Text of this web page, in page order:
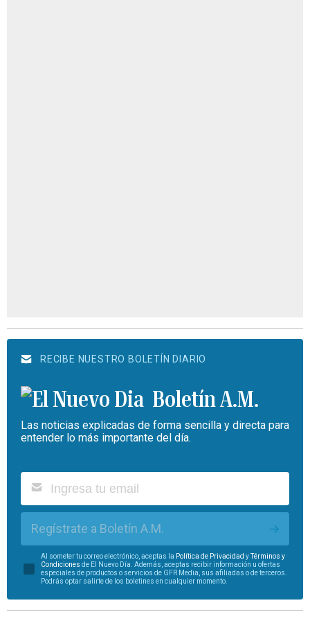
RECIBE NUESTRO BOLETÍN DIARIO
Boletín A.M.
Las noticias explicadas de forma sencilla y directa para
entender lo más importante del día.
Regístrate a Boletín A.M.
Al someter tu correo electrónico, aceptas la Política de Privacidad yTérminos y
Condiciones de El Nuevo Día. Además, aceptas recibir información u ofertas
especiales de productos o servicios de GFR Media, sus afiliadas o de terceros.
Podrás optar salirte de los boletines en cualquier momento.